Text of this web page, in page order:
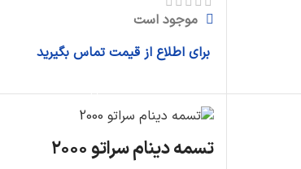
سیستم سوخت
پمپ بنزین
دیگر قطعات...
موجود است
برای اطلاع از قیمت تماس بگیرید
تسمه دینام سراتو ۲۰۰۰